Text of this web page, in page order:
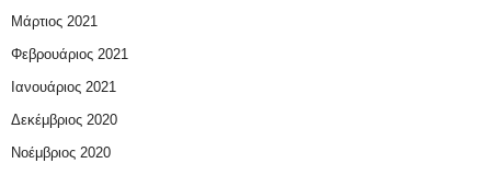
Μάρτιος 2021
Φεβρουάριος 2021
Ιανουάριος 2021
Δεκέμβριος 2020
Νοέμβριος 2020